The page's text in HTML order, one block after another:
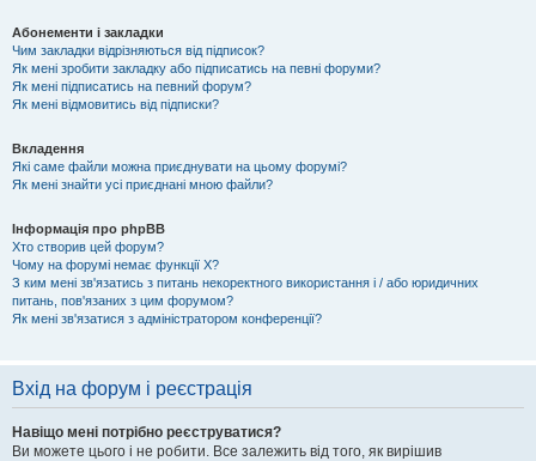
Абонементи і закладки
Чим закладки відрізняються від підписок?
Як мені зробити закладку або підписатись на певні форуми?
Як мені підписатись на певний форум?
Як мені відмовитись від підписки?
Вкладення
Які саме файли можна приєднувати на цьому форумі?
Як мені знайти усі приєднані мною файли?
Інформація про phpBB
Хто створив цей форум?
Чому на форумі немає функції X?
З ким мені зв'язатись з питань некоректного використання і / або юридичних
питань, пов'язаних з цим форумом?
Як мені зв'язатися з адміністратором конференції?
Вхід на форум і реєстрація
Навіщо мені потрібно реєструватися?
Ви можете цього і не робити. Все залежить від того, як вирішив